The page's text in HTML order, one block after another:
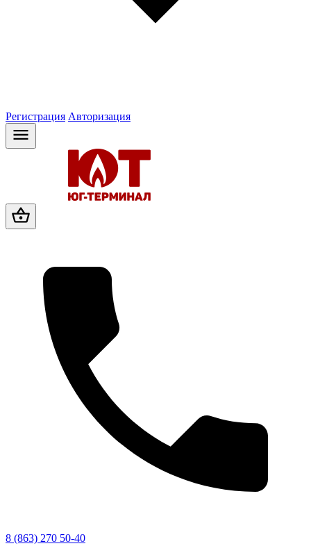
Регистрация Авторизация
8 (863) 270 50-40